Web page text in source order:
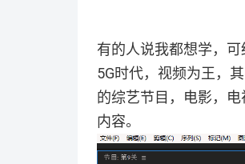
有的人说我都想学，可
5G时代，视频为王，
的综艺节目，电影，
内容。